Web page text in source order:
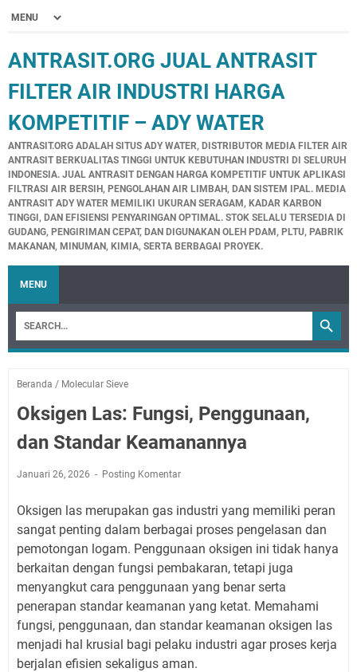
ANTRASIT.ORG JUAL ANTRASIT
FILTER AIR INDUSTRI HARGA
KOMPETITIF – ADY WATER
ANTRASIT.ORG ADALAH SITUS ADY WATER, DISTRIBUTOR MEDIA FILTER AIR
ANTRASIT BERKUALITAS TINGGI UNTUK KEBUTUHAN INDUSTRI DI SELURUH
INDONESIA. JUAL ANTRASIT DENGAN HARGA KOMPETITIF UNTUK APLIKASI
FILTRASI AIR BERSIH, PENGOLAHAN AIR LIMBAH, DAN SISTEM IPAL. MEDIA
ANTRASIT ADY WATER MEMILIKI UKURAN SERAGAM, KADAR KARBON
TINGGI, DAN EFISIENSI PENYARINGAN OPTIMAL. STOK SELALU TERSEDIA DI
GUDANG, PENGIRIMAN CEPAT, DAN DIGUNAKAN OLEH PDAM, PLTU, PABRIK
MAKANAN, MINUMAN, KIMIA, SERTA BERBAGAI PROYEK.
MENU
Beranda / Molecular Sieve
Oksigen Las: Fungsi, Penggunaan,
dan Standar Keamanannya
Januari 26, 2026 Posting Komentar
Oksigen las merupakan gas industri yang memiliki peran
sangat penting dalam berbagai proses pengelasan dan
pemotongan logam. Penggunaan oksigen ini tidak hanya
berkaitan dengan fungsi pembakaran, tetapi juga
menyangkut cara penggunaan yang benar serta
penerapan standar keamanan yang ketat. Memahami
fungsi, penggunaan, dan standar keamanan oksigen las
menjadi hal krusial bagi pelaku industri agar proses kerja
berjalan efisien sekaligus aman.